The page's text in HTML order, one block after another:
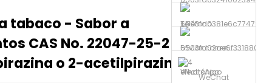
Teléfono
Enviar correo
electrónico
WhatsApp
WeChat
Loading...
Loading...
tabaco - Sabor a
CAS No. 22047-25-2
o 2-acetilpirazina